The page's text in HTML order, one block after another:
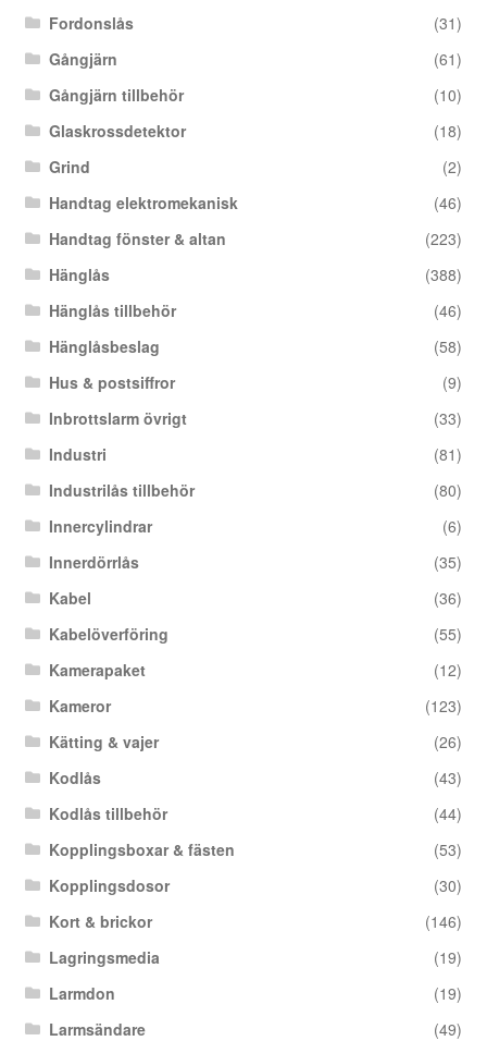
Fordonslås
(31)
Gångjärn
(61)
Gångjärn tillbehör
(10)
Glaskrossdetektor
(18)
Grind
(2)
Handtag elektromekanisk
(46)
Handtag fönster & altan
(223)
Hänglås
(388)
Hänglås tillbehör
(46)
Hänglåsbeslag
(58)
Hus & postsiffror
(9)
Inbrottslarm övrigt
(33)
Industri
(81)
Industrilås tillbehör
(80)
Innercylindrar
(6)
Innerdörrlås
(35)
Kabel
(36)
Kabelöverföring
(55)
Kamerapaket
(12)
Kameror
(123)
Kätting & vajer
(26)
Kodlås
(43)
Kodlås tillbehör
(44)
Kopplingsboxar & fästen
(53)
Kopplingsdosor
(30)
Kort & brickor
(146)
Lagringsmedia
(19)
Larmdon
(19)
Larmsändare
(49)